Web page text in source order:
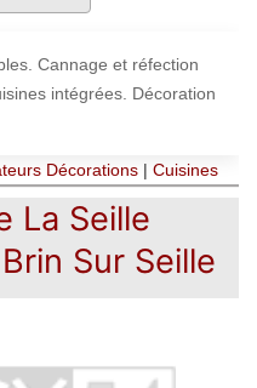
Cannage et réfection
intégrées. Décoration
Décorations | Cuisines
La Seille
Sur Seille